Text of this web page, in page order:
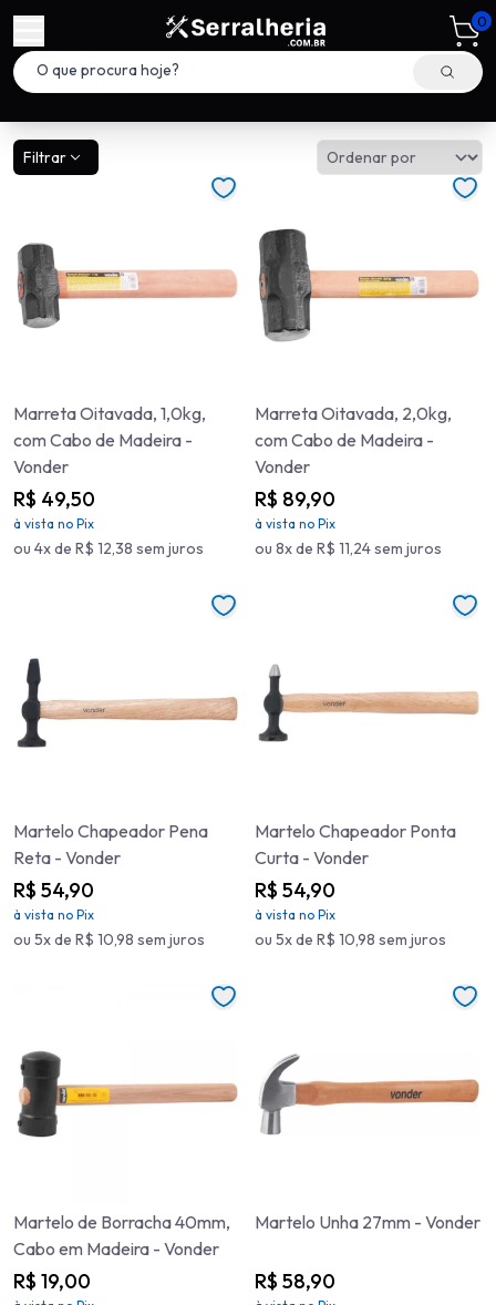
0
Filtrar
Marreta Oitavada, 1,0kg,
com Cabo de Madeira -
Vonder
R$ 49,50
à vista no Pix
ou 4x de R$ 12,38 sem juros
Marreta Oitavada, 2,0kg,
com Cabo de Madeira -
Vonder
R$ 89,90
à vista no Pix
ou 8x de R$ 11,24 sem juros
Martelo Chapeador Pena
Reta - Vonder
R$ 54,90
à vista no Pix
ou 5x de R$ 10,98 sem juros
Martelo Chapeador Ponta
Curta - Vonder
R$ 54,90
à vista no Pix
ou 5x de R$ 10,98 sem juros
Martelo de Borracha 40mm,
Cabo em Madeira - Vonder
R$ 19,00
Martelo Unha 27mm - Vonder
R$ 58,90